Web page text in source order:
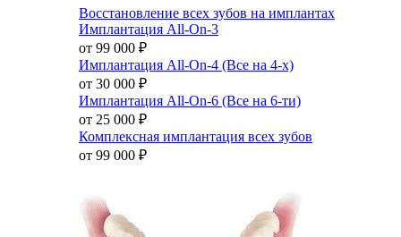
Восстановление всех зубов на имплантах
Имплантация All-On-3
от 99 000 ₽
Имплантация All-On-4 (Все на 4-х)
от 30 000 ₽
Имплантация All-On-6 (Все на 6-ти)
от 25 000 ₽
Комплексная имплантация всех зубов
от 99 000 ₽